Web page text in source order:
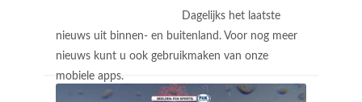
Dagelijks het laatste
nieuws uit binnen- en buitenland. Voor nog meer
nieuws kunt u ook gebruikmaken van onze
mobiele apps.